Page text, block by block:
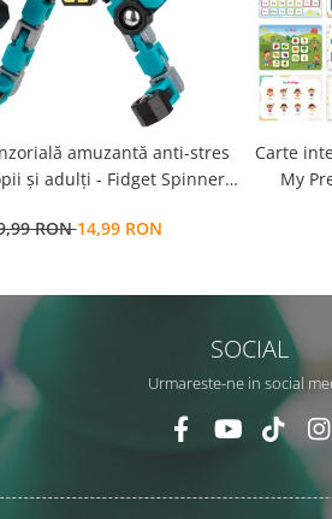
amuzantă anti-stres
și adulți - Fidget Spinner
RON14,99 RON
Carte
My
SOCIAL
Urmareste-ne in social